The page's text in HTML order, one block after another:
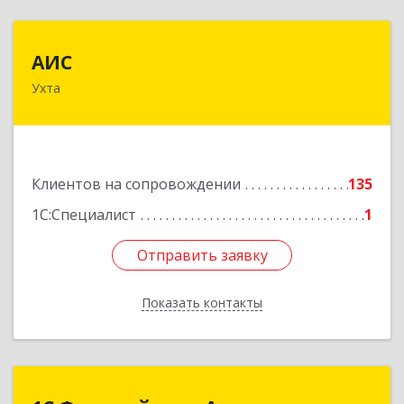
АИС
Ухта
Клиентов на сопровождении
135
1С:Специалист
1
Отправить заявку
Показать контакты
169310, Коми Респ, Ухта г, Первомайская ул.,
Отправить заявку
Назад
1С:Франчайзинг.Аллегро